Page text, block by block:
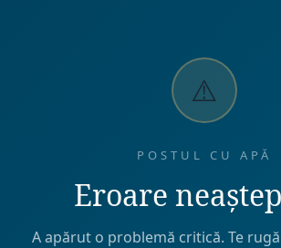
⚠️
POSTUL CU APĂ
Eroare
A apărut o problemă critică. Te